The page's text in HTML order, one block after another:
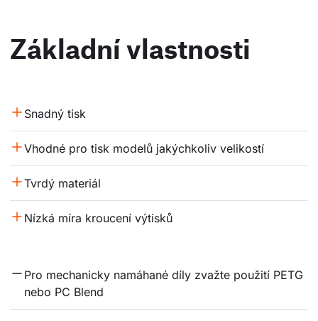
Základní vlastnosti
Snadný tisk
Vhodné pro tisk modelů jakýchkoliv velikostí
Tvrdý materiál
Nízká míra kroucení výtisků
Pro mechanicky namáhané díly zvažte použití PETG
nebo PC Blend